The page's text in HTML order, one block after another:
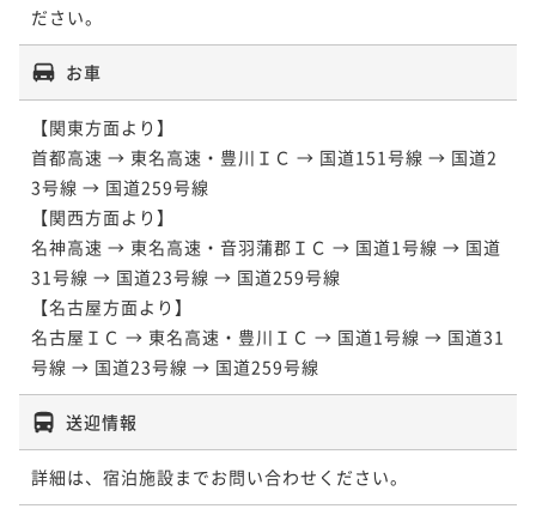
ださい。
お車
【関東方面より】
首都高速 → 東名高速・豊川ＩＣ → 国道151号線 → 国道2
3号線 → 国道259号線
【関西方面より】
名神高速 → 東名高速・音羽蒲郡ＩＣ → 国道1号線 → 国道
31号線 → 国道23号線 → 国道259号線
【名古屋方面より】
名古屋ＩＣ → 東名高速・豊川ＩＣ → 国道1号線 → 国道31
号線 → 国道23号線 → 国道259号線
送迎情報
詳細は、宿泊施設までお問い合わせください。